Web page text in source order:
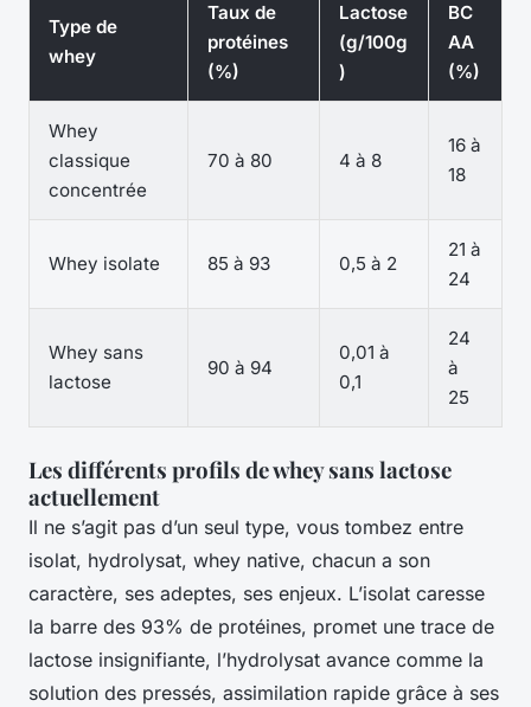
Type de
whey
Taux de
protéines
(%)
Lactose
(g/100g
)
BC
AA
(%)
Whey
classique
concentrée
70 à 80 4 à 8
16 à
18
Whey isolate 85 à 93 0,5 à 2
21 à
24
Whey sans
lactose
90 à 94
0,01 à
0,1
24
à
25
Les différents profils de whey sans lactose
actuellement
Il ne s’agit pas d’un seul type, vous tombez entre
isolat, hydrolysat, whey native, chacun a son
caractère, ses adeptes, ses enjeux. L’isolat caresse
la barre des 93% de protéines, promet une trace de
lactose insignifiante, l’hydrolysat avance comme la
solution des pressés, assimilation rapide grâce à ses